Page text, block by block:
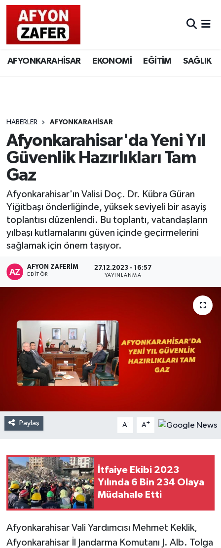
AFYONKARAHİSAR EKONOMİ EĞİTİM SAĞLIK
HABERLER AFYONKARAHİSAR
Afyonkarahisar'da Yeni Yıl
Güvenlik Hazırlıkları Tam
Gaz
Afyonkarahisar'ın Valisi Doç. Dr. Kübra Güran
Yiğitbaşı önderliğinde, yüksek seviyeli bir asayiş
toplantısı düzenlendi. Bu toplantı, vatandaşların
yılbaşı kutlamalarını güven içinde geçirmelerini
sağlamak için önem taşıyor.
AFYON ZAFERİM
EDITÖR
27.12.2023 - 16:57
YAYINLANMA
Paylaş A- A+
İtfaiye Ekibi 2023
Yılında 6 Bin 234 Olaya
Müdahale Etti
Afyonkarahisar Vali Yardımcısı Mehmet Keklik,
Afyonkarahisar İl Jandarma Komutanı J. Alb. Tolga